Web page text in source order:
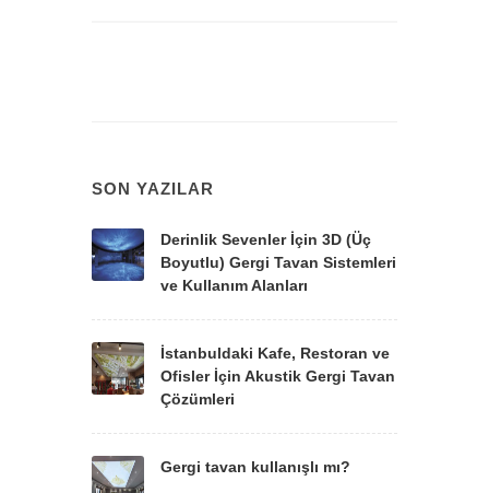
SON YAZILAR
Derinlik Sevenler İçin 3D (Üç
Boyutlu) Gergi Tavan Sistemleri
ve Kullanım Alanları
İstanbuldaki Kafe, Restoran ve
Ofisler İçin Akustik Gergi Tavan
Çözümleri
Gergi tavan kullanışlı mı?